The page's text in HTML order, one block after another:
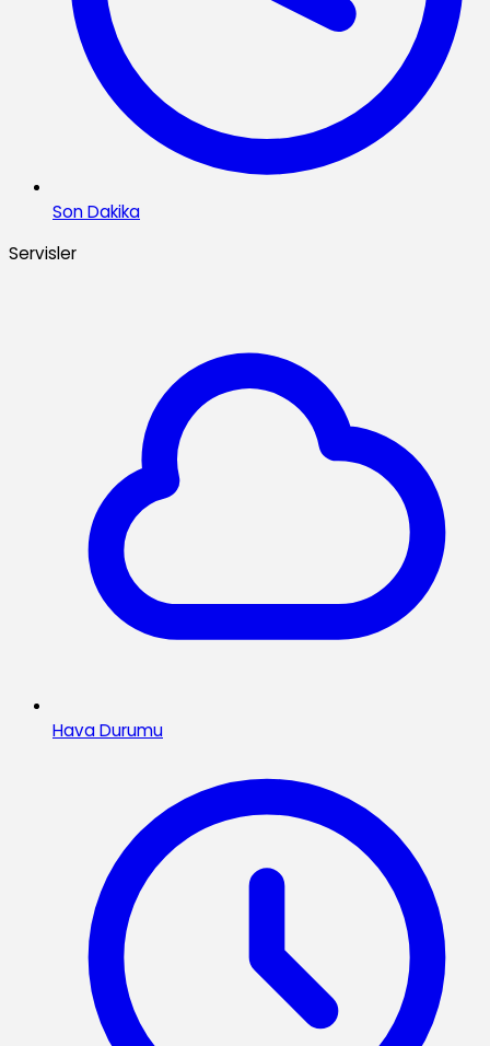
Son Dakika
Servisler
Hava Durumu